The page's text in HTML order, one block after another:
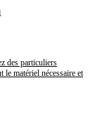
des particuliers
le matériel nécessaire et